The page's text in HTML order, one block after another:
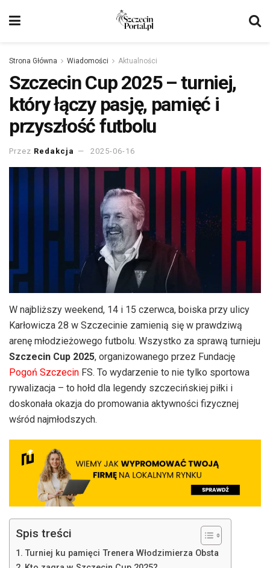
Strona Główna Wiadomości Aktualności
Szczecin Cup 2025 – turniej,
który łączy pasję, pamięć i
przyszłość futbolu
Przez Redakcja 2025-06-16
W najbliższy weekend, 14 i 15 czerwca, boiska przy ulicy
Karłowicza 28 w Szczecinie zamienią się w prawdziwą
arenę młodzieżowego futbolu. Wszystko za sprawą turnieju
Szczecin Cup 2025, organizowanego przez Fundację
Pogoń Szczecin FS. To wydarzenie to nie tylko sportowa
rywalizacja – to hołd dla legendy szczecińskiej piłki i
doskonała okazja do promowania aktywności fizycznej
wśród najmłodszych.
Spis treści
Turniej ku pamięci Trenera Włodzimierza Obsta